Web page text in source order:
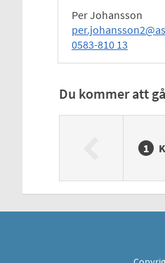
Per Johansson
0583-810 13
Du kommer att